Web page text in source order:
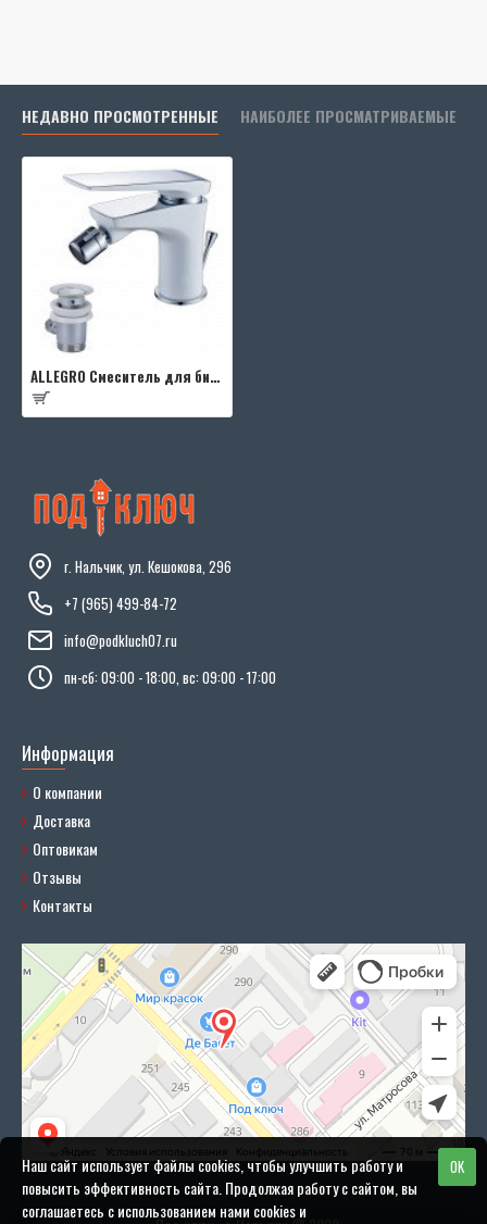
НЕДАВНО ПРОСМОТРЕННЫЕ НАИБОЛЕЕ ПРОСМАТРИВАЕМЫЕ
ALLEGRO Смеситель для биде, хром/белый
г. Нальчик, ул. Кешокова, 296
+7 (965) 499-84-72
info@podkluch07.ru
пн-сб: 09:00 - 18:00, вс: 09:00 - 17:00
Информация
О компании
Доставка
Оптовикам
Отзывы
Контакты
OK
Наш сайт использует файлы cookies, чтобы улучшить работу и
повысить эффективность сайта. Продолжая работу с сайтом, вы
соглашаетесь с использованием нами cookies и